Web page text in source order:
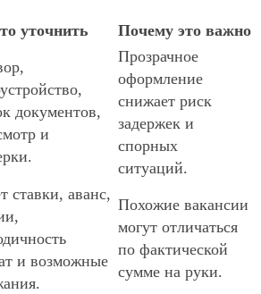
уточнить Почему это важно
документов,
и
Прозрачное
оформление
снижает риск
задержек и
спорных
ситуаций.
ставки, аванс,
и возможные
Похожие вакансии
могут отличаться
по фактической
сумме на руки.